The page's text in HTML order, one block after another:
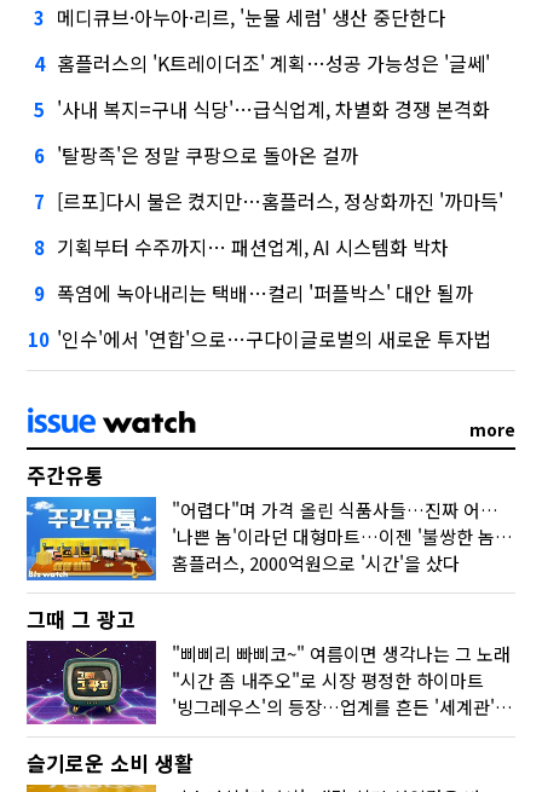
3 메디큐브·아누아·리르, '눈물 세럼' 생산 중단한다
4 홈플러스의 'K트레이더조' 계획…성공 가능성은 '글쎄'
5 '사내 복지=구내 식당'…급식업계, 차별화 경쟁 본격화
6 '탈팡족'은 정말 쿠팡으로 돌아온 걸까
7 [르포]다시 불은 켰지만…홈플러스, 정상화까진 '까마득'
8 기획부터 수주까지… 패션업계, AI 시스템화 박차
9 폭염에 녹아내리는 택배…컬리 '퍼플박스' 대안 될까
10 '인수'에서 '연합'으로…구다이글로벌의 새로운 투자법
more
주간유통
"어렵다"며 가격 올린 식품사들…진짜 어려운 거 맞아?
'나쁜 놈'이라던 대형마트…이젠 '불쌍한 놈' 됐다
홈플러스, 2000억원으로 '시간'을 샀다
그때 그 광고
"삐삐리 빠삐코~" 여름이면 생각나는 그 노래
"시간 좀 내주오"로 시장 평정한 하이마트
'빙그레우스'의 등장…업계를 흔든 '세계관' 마케팅
슬기로운 소비 생활